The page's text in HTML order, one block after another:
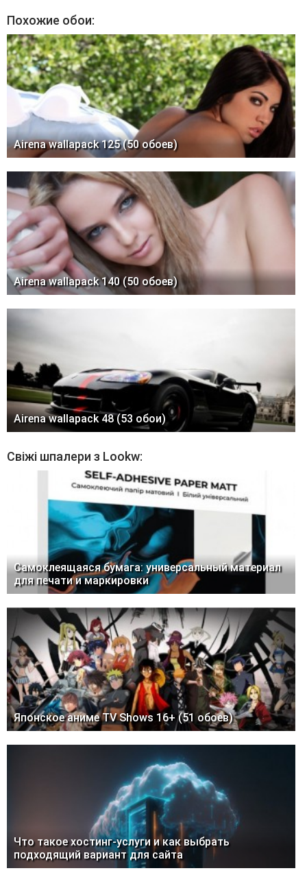
Похожие обои:
Airena wallapack 125 (50 обоев)
Airena wallapack 140 (50 обоев)
Airena wallapack 48 (53 обои)
Свіжі шпалери з Lookw:
Самоклеящаяся бумага: универсальный материал
для печати и маркировки
Японское аниме TV Shows 16+ (51 обоев)
Что такое хостинг-услуги и как выбрать
подходящий вариант для сайта